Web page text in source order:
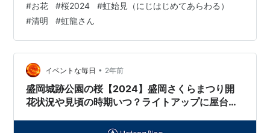
見られる機会が増えてくるよって 教えてくれています。
虹と聞いて、虹を見て、 一番に思い浮かぶのは虹龍さん
「こうりゅう」さん「レンボードラゴン」さん 「にじり
ゅう」さんとか呼ばれたりする とっても綺麗な龍神様で
す。 たくさん龍神様おられる中 金龍さんと銀龍さんは
虹龍さん…
#お花 #桜2024 #虹始見（にじはじめてあらわる）
#清明 #虹龍さん
イベントな毎日 • 2年前
盛岡城跡公園の桜【2024】盛岡さくらまつり開
花状況や見頃の時期いつ？ライトアップに屋台で